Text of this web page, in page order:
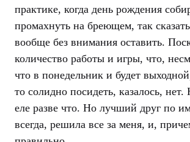
е
г
л
а
практике, когда день рождения
промахнуть на бреющем, так
вообще без внимания оставить.
количество работы и игры, что,
что в понедельник и будет
то солидно посидеть, казалось, нет.
еле разве что. Но лучший друг по
всегда, решила все за меня, и,